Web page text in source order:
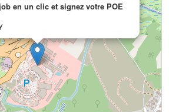
en un clic et signez votre POE